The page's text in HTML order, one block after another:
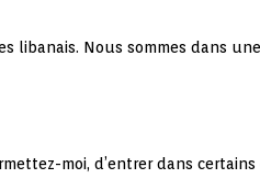
libanais. Nous sommes dans
moi, d’entrer dans certains